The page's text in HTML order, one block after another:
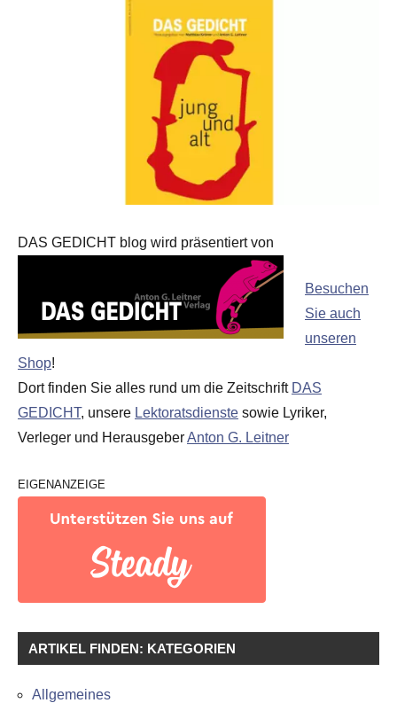
DAS GEDICHT blog wird präsentiert von
Besuchen
Sie auch
unseren
Shop!
Dort finden Sie alles rund um die Zeitschrift DAS
GEDICHT, unsere Lektoratsdienste sowie Lyriker,
Verleger und HerausgeberAnton G. Leitner
EIGENANZEIGE
ARTIKEL FINDEN: KATEGORIEN
Allgemeines